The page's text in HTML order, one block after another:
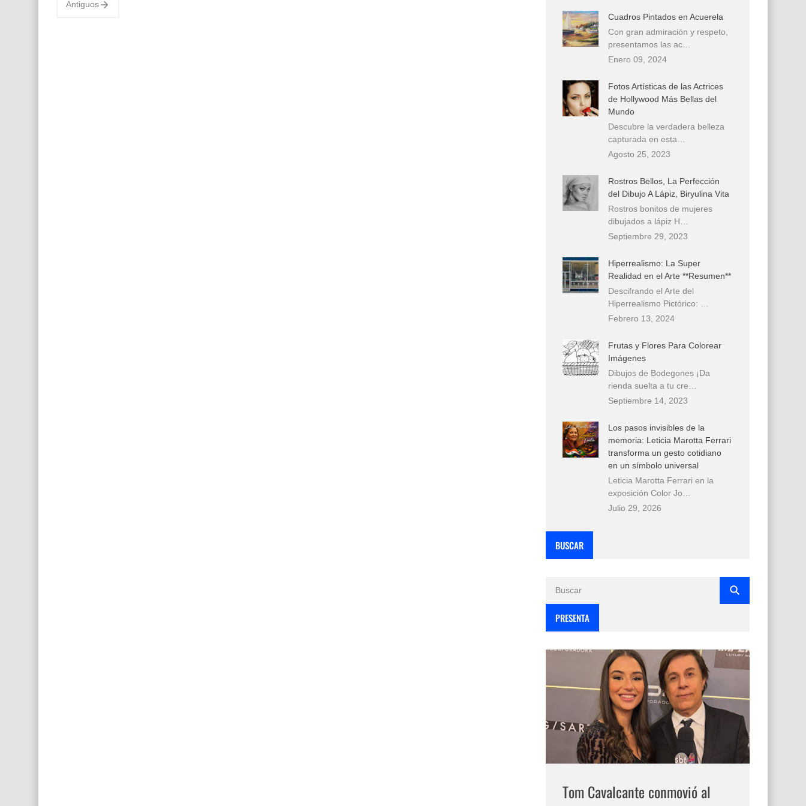
Antiguos
Cuadros Pintados en Acuerela
Con gran admiración y respeto,
presentamos las ac…
Enero 09, 2024
Fotos Artísticas de las Actrices
de Hollywood Más Bellas del
Mundo
Descubre la verdadera belleza
capturada en esta…
Agosto 25, 2023
Rostros Bellos, La Perfección
del Dibujo A Lápiz, Biryulina Vita
Rostros bonitos de mujeres
dibujados a lápiz H…
Septiembre 29, 2023
Hiperrealismo: La Super
Realidad en el Arte **Resumen**
Descifrando el Arte del
Hiperrealismo Pictórico: …
Febrero 13, 2024
Frutas y Flores Para Colorear
Imágenes
Dibujos de Bodegones ¡Da
rienda suelta a tu cre…
Septiembre 14, 2023
Los pasos invisibles de la
memoria: Leticia Marotta Ferrari
transforma un gesto cotidiano
en un símbolo universal
Leticia Marotta Ferrari en la
exposición Color Jo…
Julio 29, 2026
BUSCAR
PRESENTA
Tom Cavalcante conmovió al